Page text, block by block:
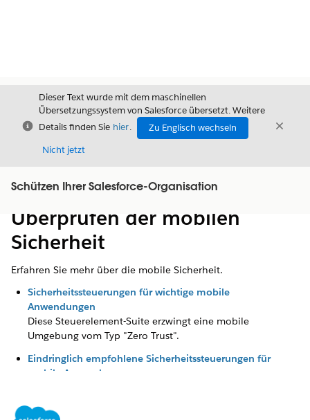
Schließen
Dieser Text wurde mit dem maschinellen
Übersetzungssystem von Salesforce übersetzt. Weitere
Details finden Sie hier.
Zu Englisch wechseln
Nicht jetzt
Schützen Ihrer Salesforce-Organisation
Inhalt anzeigen
Inhalt
Überprüfen der mobilen
Sicherheit
Erfahren Sie mehr über die mobile Sicherheit.
Sicherheitssteuerungen für wichtige mobile
Anwendungen
Diese Steuerelement-Suite erzwingt eine mobile
Umgebung vom Typ "Zero Trust".
Eindringlich empfohlene Sicherheitssteuerungen für
mobile Anwendungen